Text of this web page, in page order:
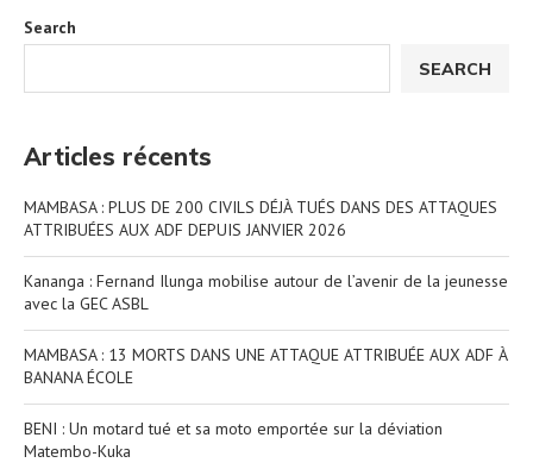
Search
SEARCH
Articles récents
MAMBASA : PLUS DE 200 CIVILS DÉJÀ TUÉS DANS DES ATTAQUES
ATTRIBUÉES AUX ADF DEPUIS JANVIER 2026
Kananga : Fernand Ilunga mobilise autour de l’avenir de la jeunesse
avec la GEC ASBL
MAMBASA : 13 MORTS DANS UNE ATTAQUE ATTRIBUÉE AUX ADF À
BANANA ÉCOLE
BENI : Un motard tué et sa moto emportée sur la déviation
Matembo-Kuka